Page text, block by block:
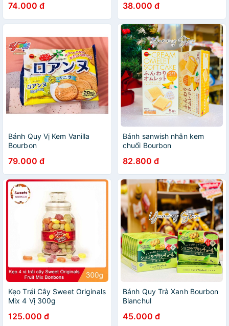
74.000 đ 38.000 đ
Bánh Quy Vị Kem Vanilla
Bourbon
79.000 đ
Bánh sanwish nhân kem
chuối Bourbon
82.800 đ
Kẹo Trái Cây Sweet Originals
Mix 4 Vị 300g
125.000 đ
Bánh Quy Trà Xanh Bourbon
Blanchul
45.000 đ